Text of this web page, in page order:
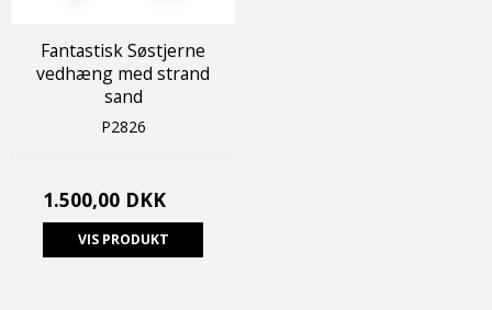
Fantastisk Søstjerne
vedhæng med strand
sand
P2826
1.500,00 DKK
VIS PRODUKT